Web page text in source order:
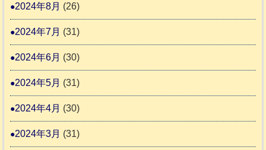
2024年8月 (26)
2024年7月 (31)
2024年6月 (30)
2024年5月 (31)
2024年4月 (30)
2024年3月 (31)